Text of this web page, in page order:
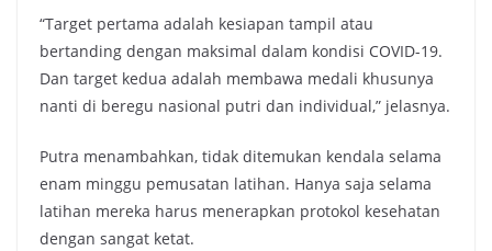
“Target pertama adalah kesiapan tampil atau
bertanding dengan maksimal dalam kondisi COVID-19.
Dan target kedua adalah membawa medali khusunya
nanti di beregu nasional putri dan individual,” jelasnya.
Putra menambahkan, tidak ditemukan kendala selama
enam minggu pemusatan latihan. Hanya saja selama
latihan mereka harus menerapkan protokol kesehatan
dengan sangat ketat.